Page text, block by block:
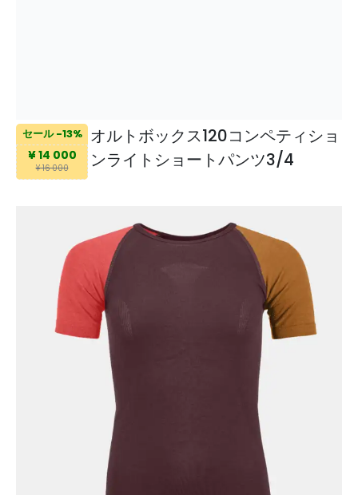
セール -13%
¥ 14 000
¥ 16 000
オルトボックス120コンペティショ
ンライトショートパンツ3/4